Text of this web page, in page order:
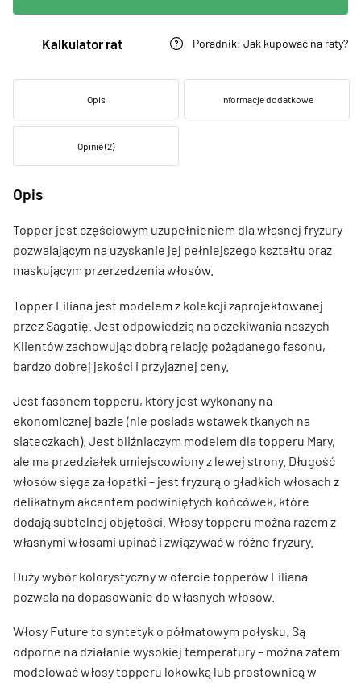
Kalkulator rat Poradnik: Jak kupować na raty?
Opis Informacje dodatkowe
Opinie (2)
Opis
Topper jest częściowym uzupełnieniem dla własnej fryzury
pozwalającym na uzyskanie jej pełniejszego kształtu oraz
maskującym przerzedzenia włosów.
Topper Liliana jest modelem z kolekcji zaprojektowanej
przez Sagatię. Jest odpowiedzią na oczekiwania naszych
Klientów zachowując dobrą relację pożądanego fasonu,
bardzo dobrej jakości i przyjaznej ceny.
Jest fasonem topperu, który jest wykonany na
ekonomicznej bazie (nie posiada wstawek tkanych na
siateczkach). Jest bliźniaczym modelem dla topperu Mary,
ale ma przedziałek umiejscowiony z lewej strony. Długość
włosów sięga za łopatki – jest fryzurą o gładkich włosach z
delikatnym akcentem podwiniętych końcówek, które
dodają subtelnej objętości. Włosy topperu można razem z
własnymi włosami upinać i związywać w różne fryzury.
Duży wybór kolorystyczny w ofercie topperów Liliana
pozwala na dopasowanie do własnych włosów.
Włosy Future to syntetyk o półmatowym połysku. Są
odporne na działanie wysokiej temperatury – można zatem
modelować włosy topperu lokówką lub prostownicą w